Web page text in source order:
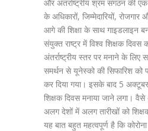
और अंतर्राष्ट्रीय श्रम संगठन की
के अधिकारों, जिम्मेदारियों, रोजगार
आगे की शिक्षा के साथ गाइडलाइन
संयुक्त राष्ट्र में विश्व शिक्षक दिवस
अंतर्राष्ट्रीय स्तर पर मनाने के
समर्थन से यूनेस्को की सिफारिश को
कर दिया गया। इसके बाद 5
शिक्षक दिवस मनाया जाने लगा।
अलग देशों में अलग तारीखों को
यह बात बहुत महत्वपूर्ण है कि